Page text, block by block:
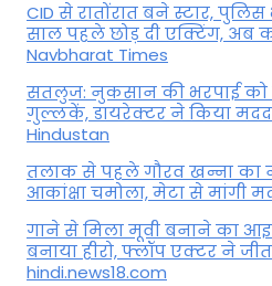
CID से रातोंरात बने स्टार,
साल पहले छोड़ दी एक्टिंग, अब
Navbharat Times
सतलुज: नुकसान की भरपाई को
गुल्लकें, डायरेक्टर ने किया
Hindustan
तलाक से पहले गौरव खन्ना का
आकांक्षा चमोला, मेटा से मांगी
गाने से मिला मूवी बनाने का
बनाया हीरो, फ्लॉप एक्टर ने
hindi.news18.com